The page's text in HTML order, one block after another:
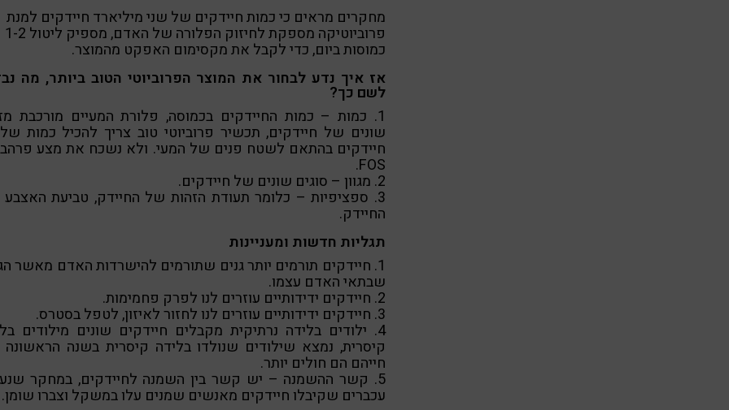
מחקרים מראים כי כמות חיידקים של שני מיליארד חיידקים למנת
פרוביוטיקה מספקת לחיזוק הפלורה של האדם, מספיק ליטול 1-2
כמוסות ביום, כדי לקבל את מקסימום האפקט מהמוצר.
אז איך נדע לבחור את המוצר הפרוביוטי הטוב ביותר, מה
לשם כך?
1. כמות – כמות החיידקים בכמוסה, פלורת המעיים מורכבת
שונים של חיידקים, תכשיר פרוביוטי טוב צריך להכיל כמות של
חיידקים בהתאם לשטח פנים של המעי. ולא נשכח את מצע
FOS.
2. מגוון – סוגים שונים של חיידקים.
3. ספציפיות – כלומר תעודת הזהות של החיידק, טביעת
החיידק.
תגליות חדשות ומעניינות
1. חיידקים תורמים יותר גנים שתורמים להישרדות האדם מאשר
שבתאי האדם עצמו.
2. חיידקים ידידותיים עוזרים לנו לפרק פחמימות.
3. חיידקים ידידותיים עוזרים לנו לחזור לאיזון, לטפל בסטרס.
4. ילודים בלידה נרתיקית מקבלים חיידקים שונים מילודים
קיסרית, נמצא שילודים שנולדו בלידה קיסרית בשנה
חייהם הם חולים יותר.
5. קשר ההשמנה – יש קשר בין השמנה לחיידקים, במחקר
עכברים שקיבלו חיידקים מאנשים שמנים עלו במשקל וצברו שומן.